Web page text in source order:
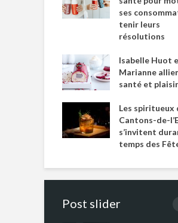
ses
tenir leurs
résolutions
Isabelle Huot
Marianne
santé et plaisir
Les spiritueux
Cantons-de-
s’invitent
temps des
Post slider